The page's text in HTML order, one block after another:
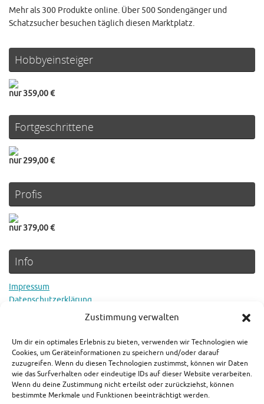
Zustimmung verwalten
Um dir ein optimales Erlebnis zu bieten, verwenden wir Technologien wie
Cookies, um Geräteinformationen zu speichern und/oder darauf
zuzugreifen. Wenn du diesen Technologien zustimmst, können wir Daten
wie das Surfverhalten oder eindeutige IDs auf dieser Website verarbeiten.
Wenn du deine Zustimmung nicht erteilst oder zurückziehst, können
bestimmte Merkmale und Funktionen beeinträchtigt werden.
Mehr als 300 Produkte online. Über 500 Sondengänger und
Schatzsucher besuchen täglich diesen Marktplatz.
Hobbyeinsteiger
nur 359,00 €
Fortgeschrittene
nur 299,00 €
Profis
nur 379,00 €
Info
Impressum
Datenschutzerklärung
Rechtlicher Hinweis
Es gilt der aktuelle Preis in den jeweiligen Shops. Als Amazon-
Partner verdienen wir an qualifizierten Verkäufen.